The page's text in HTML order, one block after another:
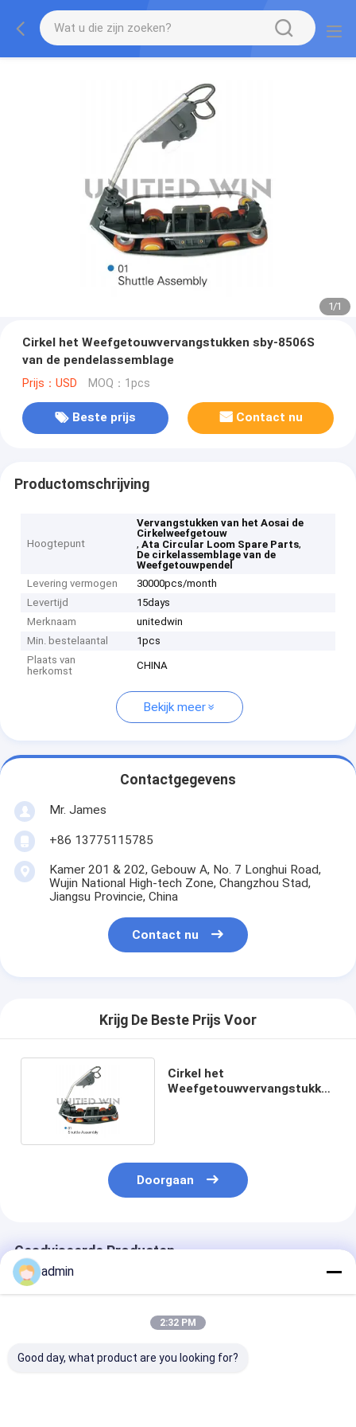
1/1
Cirkel het Weefgetouwvervangstukken sby-8506S
van de pendelassemblage
Prijs：USD MOQ：1pcs
Beste prijs Contact nu
Productomschrijving
Hoogtepunt
Vervangstukken van het Aosai de
Cirkelweefgetouw
,Ata Circular Loom Spare Parts,
De cirkelassemblage van de
Weefgetouwpendel
Levering vermogen
30000pcs/month
Levertijd
15days
Merknaam
unitedwin
Min. bestelaantal
1pcs
Plaats van
herkomst
CHINA
Bekijk meer
Contactgegevens
Mr. James
+86 13775115785
Kamer 201 & 202, Gebouw A, No. 7 Longhui Road,
Wujin National High-tech Zone, Changzhou Stad,
Jiangsu Provincie, China
Contact nu
Krijg De Beste Prijs Voor
Cirkel het
Weefgetouwvervangstukken
Doorgaan
Geadviseerde Producten
admin
2:32 PM
Good day, what product are you looking for?